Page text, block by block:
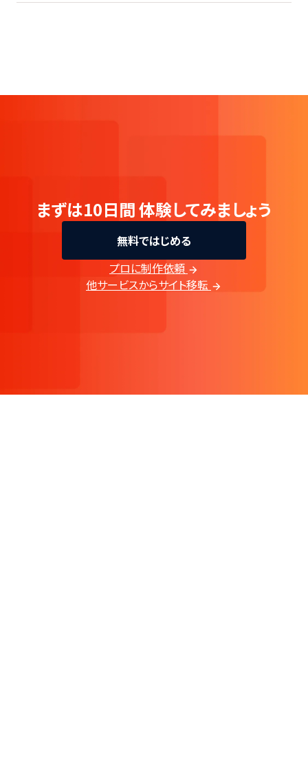
まずは10日間体験してみましょう
無料ではじめる
プロに制作依頼
他サービスからサイト移転